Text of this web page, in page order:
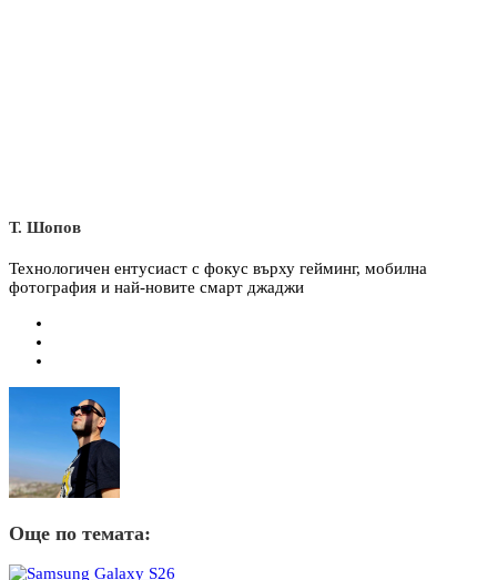
Т. Шопов
Технологичен ентусиаст с фокус върху гейминг, мобилна
фотография и най-новите смарт джаджи
Още по темата: